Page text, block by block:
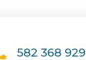
582 368 929